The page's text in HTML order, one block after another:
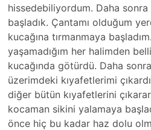
hissedebiliyordum. Daha
başladık. Çantamı olduğum
kucağına tırmanmaya
yaşamadığım her halimden
kucağında götürdü. Daha
üzerimdeki kıyafetlerimi
diğer bütün kıyafetlerini
kocaman sikini yalamaya
önce hiç bu kadar haz dolu